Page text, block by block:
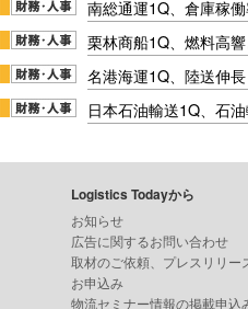
南総通運1Q、倉庫稼
栗林商船1Q、燃料高
名港海運1Q、陸送伸
日本石油輸送1Q、石
Logistics Todayから
お知らせ
広告に関するお問い合わせ
取材のご依頼、プレスリリー
お申込み
物流セミナー情報の掲載申込